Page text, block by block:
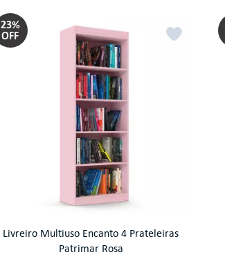
23%
OFF
Livreiro Multiuso Encanto 4 Prateleiras
Patrimar Rosa